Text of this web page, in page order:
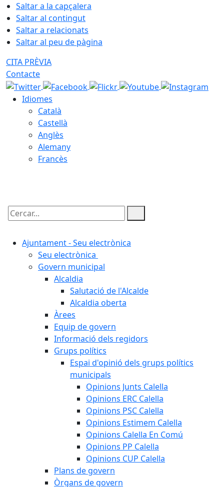
Saltar a la capçalera
Saltar al contingut
Saltar a relacionats
Saltar al peu de pàgina
CITA PRÈVIA
Contacte
Idiomes
Català
Castellà
Anglès
Alemany
Francès
Cercar:
Ajuntament - Seu electrònica
Seu electrònica
Govern municipal
Alcaldia
Salutació de l'Alcalde
Alcaldia oberta
Àrees
Equip de govern
Informació dels regidors
Grups polítics
Espai d'opinió dels grups polítics
municipals
Opinions Junts Calella
Opinions ERC Calella
Opinions PSC Calella
Opinions Estimem Calella
Opinions Calella En Comú
Opinions PP Calella
Opinions CUP Calella
Plans de govern
Òrgans de govern